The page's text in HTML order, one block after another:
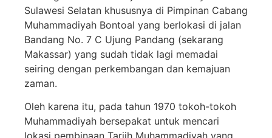
Sulawesi Selatan khususnya di Pimpinan Cabang
Muhammadiyah Bontoal yang berlokasi di jalan
Bandang No. 7 C Ujung Pandang (sekarang
Makassar) yang sudah tidak lagi memadai
seiring dengan perkembangan dan kemajuan
zaman.
Oleh karena itu, pada tahun 1970 tokoh-tokoh
Muhammadiyah bersepakat untuk mencari